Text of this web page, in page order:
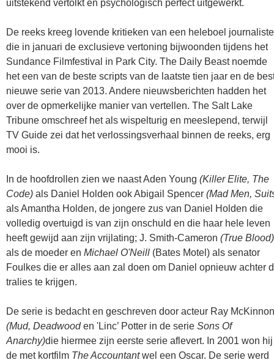
uitstekend vertolkt en psychologisch perfect uitgewerkt.
De reeks kreeg lovende kritieken van een heleboel
die in januari de exclusieve vertoning bijwoonden tijdens het
Sundance Filmfestival in Park City. The Daily Beast noemde
het een van de beste scripts van de laatste tien jaar en de
nieuwe serie van 2013. Andere nieuwsberichten hadden het
over de opmerkelijke manier van vertellen. The Salt Lake
Tribune omschreef het als wispelturig en meeslepend, terwijl
TV Guide zei dat het verlossingsverhaal binnen de reeks, erg
mooi is.
In de hoofdrollen zien we naast Aden Young (Killer Elite, The
Code) als Daniel Holden ook Abigail Spencer (Mad Men,
als Amantha Holden, de jongere zus van Daniel Holden die
volledig overtuigd is van zijn onschuld en die haar hele leven
heeft gewijd aan zijn vrijlating; J. Smith-Cameron (True Blood)
als de moeder en Michael O'Neill (Bates Motel) als senator
Foulkes die er alles aan zal doen om Daniel opnieuw achter
tralies te krijgen.
De serie is bedacht en geschreven door acteur Ray McKinnon
(Mud, Deadwooden 'Linc’ Potter in de serie Sons Of
Anarchy)die hiermee zijn eerste serie aflevert. In 2001 won hij
de met kortfilm The Accountantwel een Oscar. De serie werd